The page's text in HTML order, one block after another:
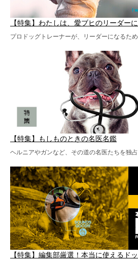
【特集】わたしは、愛ブヒのリーダーに
プロドッグトレーナーが、リーダーになるた
【特集】もしものときの名医名鑑
ヘルニアやガンなど、その道の名医たちを独占
【特集】編集部厳選！本当に使えるド